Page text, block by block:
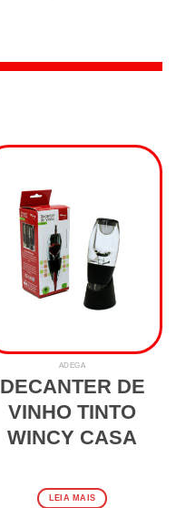
ADEGA
DECANTER DE
VINHO TINTO
WINCY CASA
LEIA MAIS